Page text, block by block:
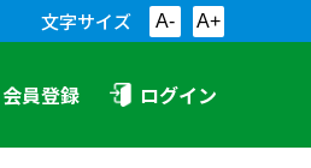
文字サイズ A- A+
会員登録 ログイン